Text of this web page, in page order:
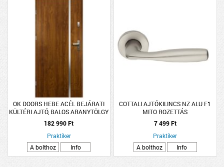
OK DOORS HEBE ACÉL BEJÁRATI
KÜLTÉRI AJTÓ, BALOS ARANYTÖLGY
SZÍNBEN
182 990 Ft
Praktiker
A bolthoz
Info
COTTALI AJTÓKILINCS NZ ALU F1
MITO ROZETTÁS
7 499 Ft
Praktiker
A bolthoz
Info